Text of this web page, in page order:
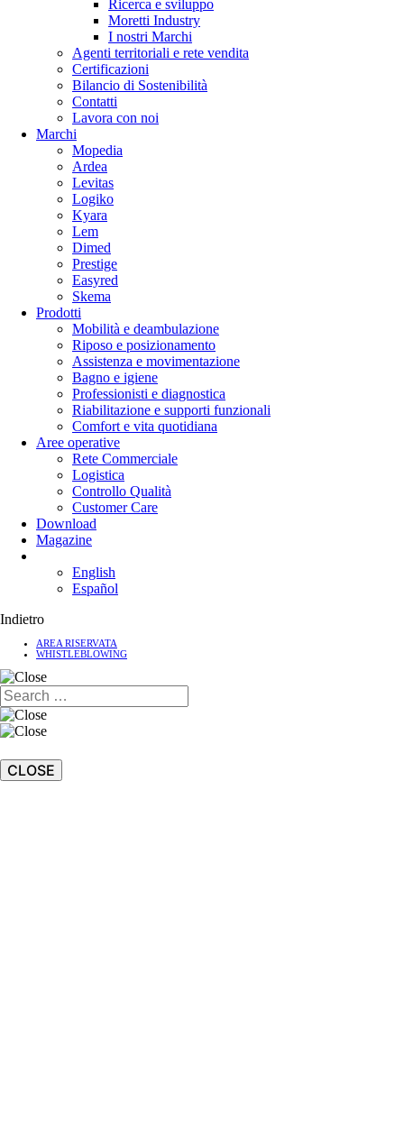
Ricerca e sviluppo
Moretti Industry
I nostri Marchi
Agenti territoriali e rete vendita
Certificazioni
Bilancio di Sostenibilità
Contatti
Lavora con noi
Marchi
Mopedia
Ardea
Levitas
Logiko
Kyara
Lem
Dimed
Prestige
Easyred
Skema
Prodotti
Mobilità e deambulazione
Riposo e posizionamento
Assistenza e movimentazione
Bagno e igiene
Professionisti e diagnostica
Riabilitazione e supporti funzionali
Comfort e vita quotidiana
Aree operative
Rete Commerciale
Logistica
Controllo Qualità
Customer Care
Download
Magazine
English
Español
Indietro
AREA RISERVATA
WHISTLEBLOWING
CLOSE